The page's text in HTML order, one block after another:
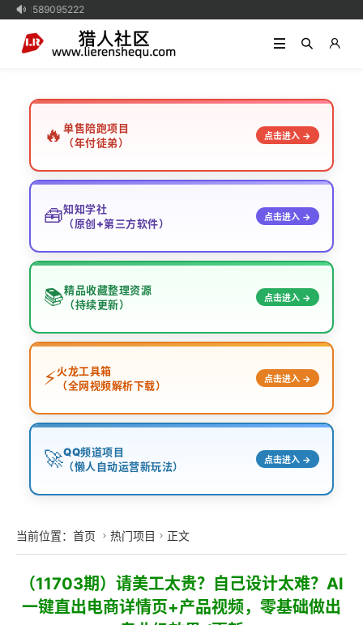

信 1589095222
🔥 单售陪跑项目
（年付徒弟）
点击进入 →
🧰知知学社
（原创+第三方软件）
点击进入 →
📚精品收藏整理资源
（持续更新）
点击进入 →
⚡火龙工具箱
（全网视频解析下载）
点击进入 →
🚀QQ频道项目
（懒人自动运营新玩法）
点击进入 →
当前位置： 首页  热门项目  正文
（11703期）请美工太贵？自己设计太难？AI
一键直出电商详情页+产品视频，零基础做出